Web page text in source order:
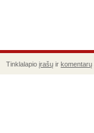
Tinklalapio įrašų ir komentarų